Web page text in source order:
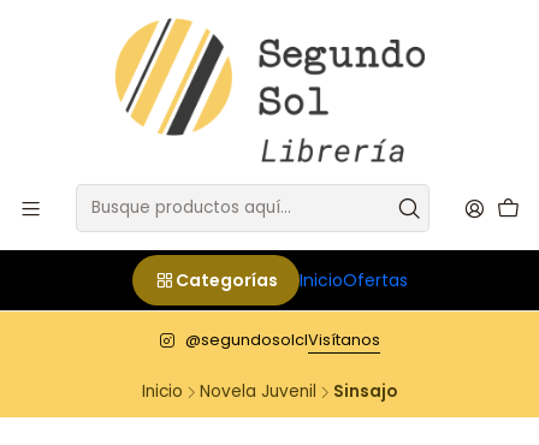
Categorías InicioOfertas
@segundosolclVisítanos
Inicio Novela Juvenil Sinsajo